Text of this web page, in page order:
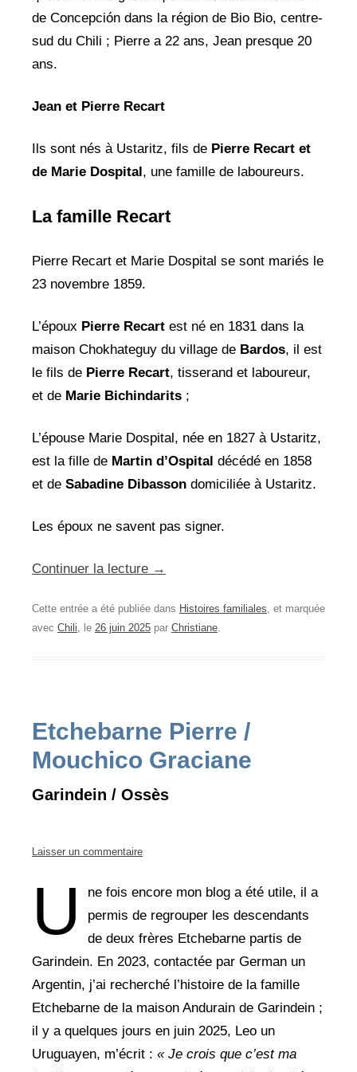
de Concepción dans la région de Bio Bio, centre-
sud du Chili ; Pierre a 22 ans, Jean presque 20
ans.
Jean et Pierre Recart
Ils sont nés à Ustaritz, fils de Pierre Recart et
de Marie Dospital, une famille de laboureurs.
La famille Recart
Pierre Recart et Marie Dospital se sont mariés le
23 novembre 1859.
L’époux Pierre Recart est né en 1831 dans la
maison Chokhateguy du village de Bardos, il est
le fils de Pierre Recart, tisserand et laboureur,
et de Marie Bichindarits ;
L’épouse Marie Dospital, née en 1827 à Ustaritz,
est la fille de Martin d’Ospital décédé en 1858
et de Sabadine Dibasson domiciliée à Ustaritz.
Les époux ne savent pas signer.
Continuer la lecture →
Cette entrée a été publiée dans Histoires familiales, et marquée
avec Chili, le 26 juin 2025 par Christiane.
Etchebarne Pierre /
Mouchico Graciane
Garindein / Ossès
Laisser un commentaire
U
ne fois encore mon blog a été utile, il a
permis de regrouper les descendants
de deux frères Etchebarne partis de
Garindein. En 2023, contactée par German un
Argentin, j’ai recherché l’histoire de la famille
Etchebarne de la maison Andurain de Garindein ;
il y a quelques jours en juin 2025, Leo un
Uruguayen, m’écrit : « Je crois que c’est ma